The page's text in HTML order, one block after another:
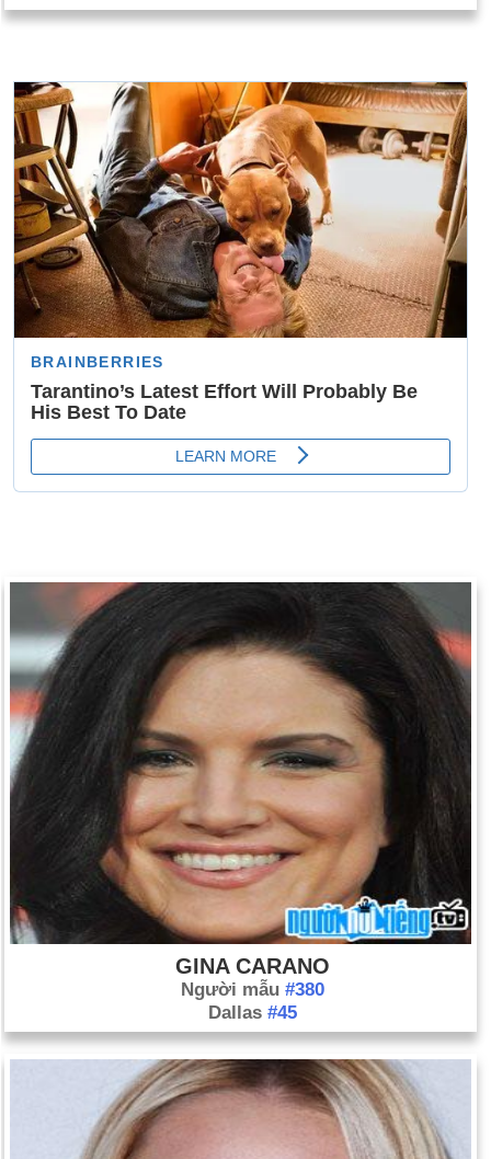
GINA CARANO
Người mẫu #380
Dallas #45